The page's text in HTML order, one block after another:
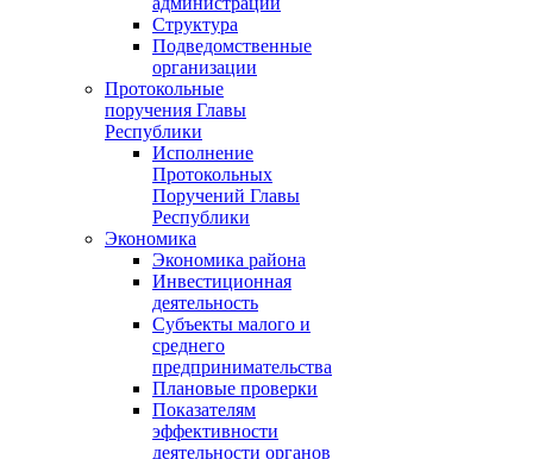
Структура
Подведомственные
организации
Протокольные
поручения Главы
Республики
Исполнение
Протокольных
Поручений Главы
Республики
Экономика
Экономика района
Инвестиционная
деятельность
Субъекты малого и
среднего
предпринимательства
Плановые проверки
Показателям
эффективности
деятельности органов